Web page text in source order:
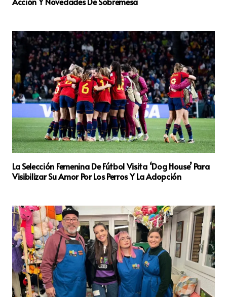
La Selección Femenina De Fútbol Visita ‘Dog House’ Para
Visibilizar Su Amor Por Los Perros Y La Adopción